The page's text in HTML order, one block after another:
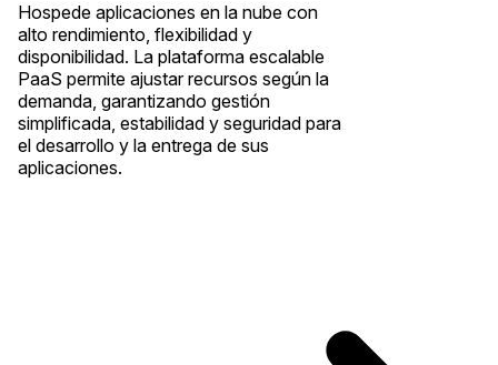
Hospede aplicaciones en la nube con
alto rendimiento, flexibilidad y
disponibilidad. La plataforma escalable
PaaS permite ajustar recursos según la
demanda, garantizando gestión
simplificada, estabilidad y seguridad para
el desarrollo y la entrega de sus
aplicaciones.